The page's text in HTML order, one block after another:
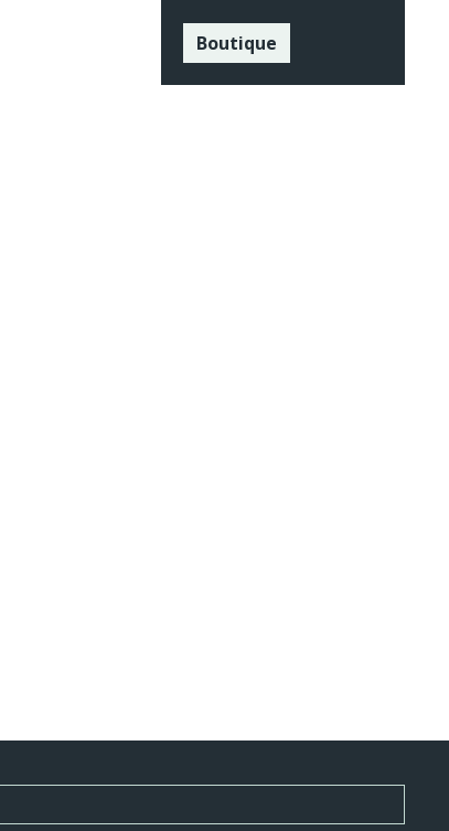
Boutique